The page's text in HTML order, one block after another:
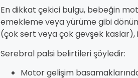
En dikkat çekici bulgu, bebeğin
emekleme veya yürüme gibi
(çok sert veya çok gevşek kaslar),
Serebral palsi belirtileri şöyledir:
Motor gelişim